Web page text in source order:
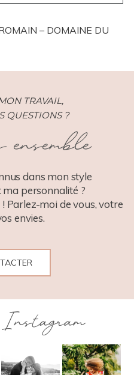
* – DOMAINE DU
TRAVAIL,
QUESTIONS ?
dans mon style
personnalité ?
Parlez-moi de vous, votre
envies.